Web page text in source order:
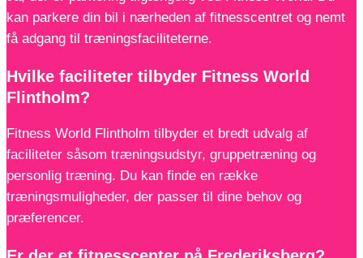
kan parkere din bil i nærheden af fitnesscentret og nemt
få adgang til træningsfaciliteterne.
Hvilke faciliteter tilbyder Fitness World
Flintholm?
Fitness World Flintholm tilbyder et bredt udvalg af
faciliteter såsom træningsudstyr, gruppetræning og
personlig træning. Du kan finde en række
træningsmuligheder, der passer til dine behov og
præferencer.